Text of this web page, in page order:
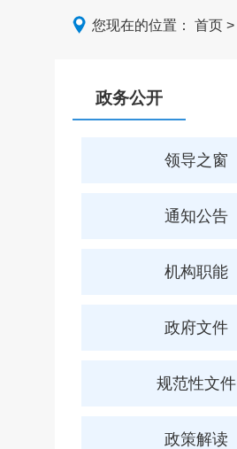
您现在的位置： 首页 >
政务公开
领导之窗
通知公告
机构职能
政府文件
规范性文件
政策解读